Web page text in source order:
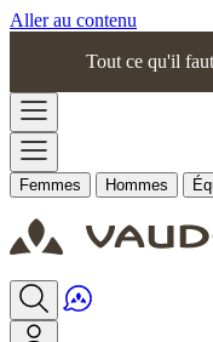
Aller au contenu
Tout ce qu'il
Femmes Hommes